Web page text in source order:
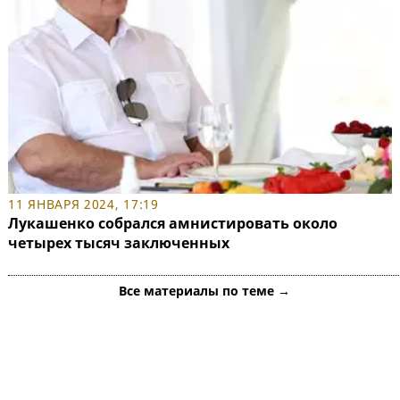
11 ЯНВАРЯ 2024, 17:19
Лукашенко собрался амнистировать около
четырех тысяч заключенных
Все материалы по теме →